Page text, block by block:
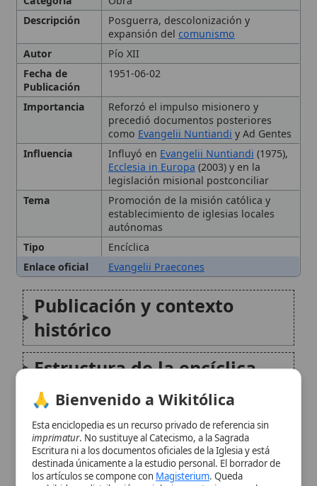
Fecha de
Publicación
1951-06-02
Reforzó el impulso misionero y
precedió documentos posteriores
comoEvangelii Nuntiandiy Ad Gentes
Influencia
Influyó en Evangelii Nuntiandi
legislación misional postconciliar
Promoción de la misión católica y
establecimiento de iglesias locales
autónomas
Encíclica
Evangelii Praecones
Publicación y contexto
histórico
Estructura de la encíclica
Temas principales
Progreso y exhortaciones
finales
Recepción e influencia
Legado doctrinal
Citas y referencias
🙏 Bienvenido a Wikitólica
Esta enciclopedia es un recurso privado de referencia sin
imprimatur. No sustituye al Catecismo, a la Sagrada
Escritura ni a los documentos oficiales de la Iglesia y está
destinada únicamente a la estudio personal. El borrador de
colegios o seminarios sin autorización episcopal -CDC 823-.
Se insta a consultar siempre las fuentes referenciadas y a
colaborar en la perfección de los artículos mediante el uso
del menú superior. Entrando a la enciclopedia confirma que
ha leído y acepta expresamente lapolítica de privacidady el
aviso legal
Aceptar y Entrar